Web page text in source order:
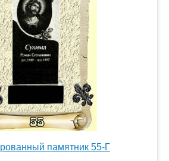
памятник 55-Г